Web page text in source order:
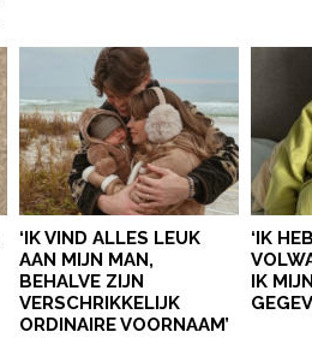
‘IK VIND ALLES LEUK
AAN MIJN MAN,
BEHALVE ZIJN
VERSCHRIKKELIJK
ORDINAIRE VOORNAAM’
‘IK
IK